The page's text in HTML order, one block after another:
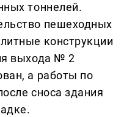
тоннелей.
пешеходных
конструкции
выхода № 2
а работы по
сноса здания